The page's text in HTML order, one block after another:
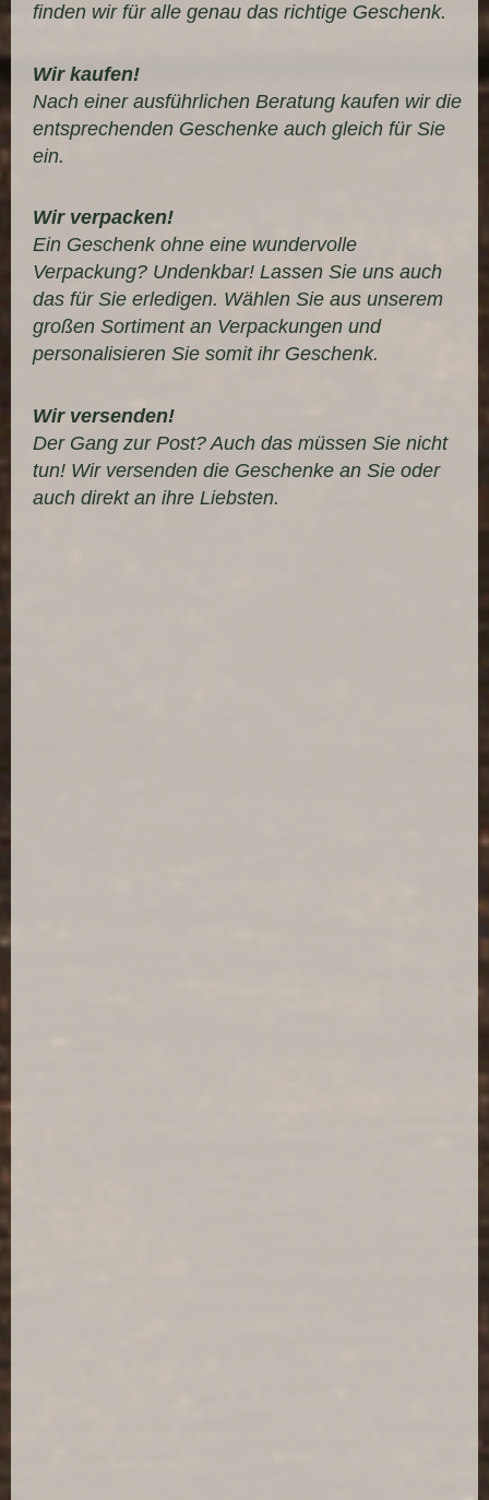
finden wir für alle genau das richtige Geschenk.
Wir kaufen!
Nach einer ausführlichen Beratung kaufen wir die
entsprechenden Geschenke auch gleich für Sie
ein.
Wir verpacken!
Ein Geschenk ohne eine wundervolle
Verpackung? Undenkbar! Lassen Sie uns auch
das für Sie erledigen. Wählen Sie aus unserem
großen Sortiment an Verpackungen und
personalisieren Sie somit ihr Geschenk.
Wir versenden!
Der Gang zur Post? Auch das müssen Sie nicht
tun! Wir versenden die Geschenke an Sie oder
auch direkt an ihre Liebsten.